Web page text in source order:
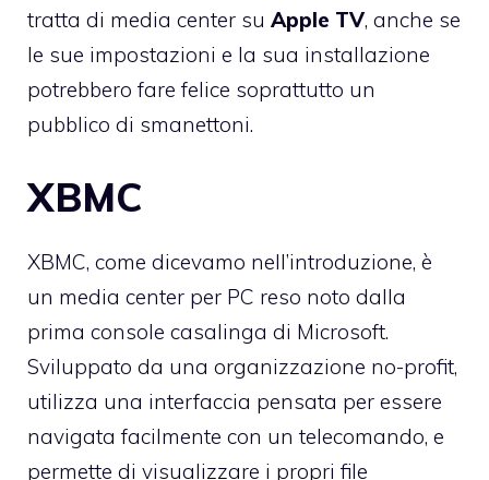
tratta di media center su Apple TV, anche se
le sue impostazioni e la sua installazione
potrebbero fare felice soprattutto un
pubblico di smanettoni.
XBMC
XBMC, come dicevamo nell’introduzione, è
un media center per PC reso noto dalla
prima console casalinga di Microsoft.
Sviluppato da una organizzazione no-profit,
utilizza una interfaccia pensata per essere
navigata facilmente con un telecomando, e
permette di visualizzare i propri file